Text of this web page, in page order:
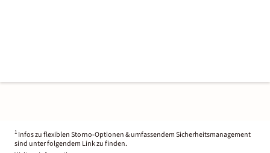
1 Infos zu flexiblen Storno-Optionen & umfassendem Sicherheitsmanagement
sind unter folgendem Link zu finden.